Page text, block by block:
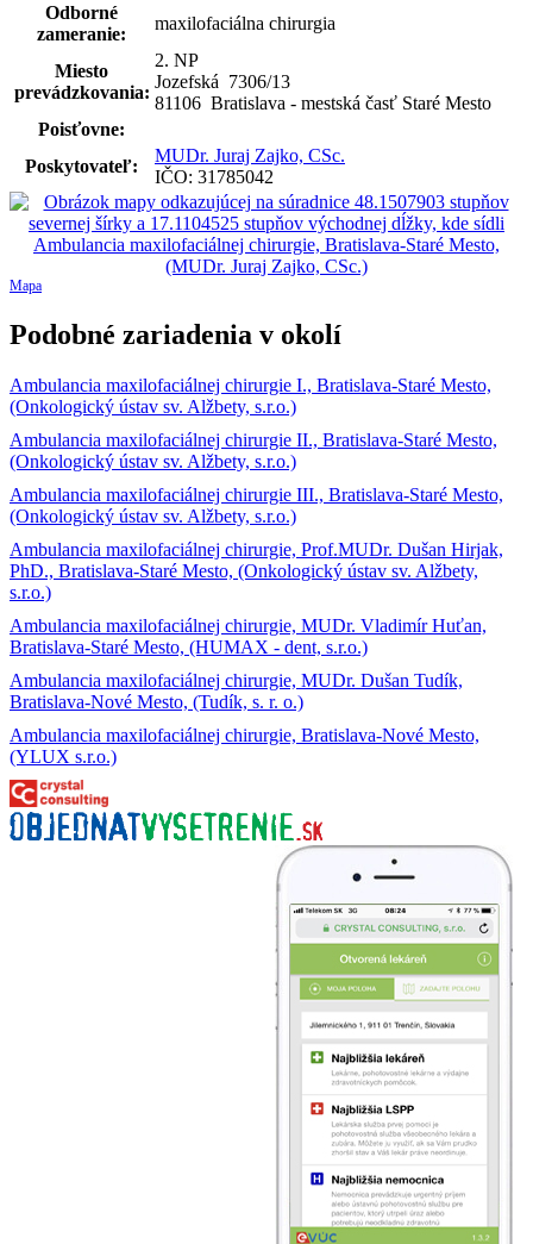
Odborné
zameranie:
maxilofaciálna chirurgia
Miesto
prevádzkovania:
2. NP
Jozefská 7306/13
81106 Bratislava - mestská časť Staré Mesto
Poisťovne:
Poskytovateľ:
MUDr. Juraj Zajko, CSc.
IČO: 31785042
Mapa
Podobné zariadenia v okolí
Ambulancia maxilofaciálnej chirurgie I., Bratislava-Staré Mesto,
(Onkologický ústav sv. Alžbety, s.r.o.)
Ambulancia maxilofaciálnej chirurgie II., Bratislava-Staré Mesto,
(Onkologický ústav sv. Alžbety, s.r.o.)
Ambulancia maxilofaciálnej chirurgie III., Bratislava-Staré Mesto,
(Onkologický ústav sv. Alžbety, s.r.o.)
Ambulancia maxilofaciálnej chirurgie, Prof.MUDr. Dušan Hirjak,
PhD., Bratislava-Staré Mesto, (Onkologický ústav sv. Alžbety,
s.r.o.)
Ambulancia maxilofaciálnej chirurgie, MUDr. Vladimír Huťan,
Bratislava-Staré Mesto, (HUMAX - dent, s.r.o.)
Ambulancia maxilofaciálnej chirurgie, MUDr. Dušan Tudík,
Bratislava-Nové Mesto, (Tudík, s. r. o.)
Ambulancia maxilofaciálnej chirurgie, Bratislava-Nové Mesto,
(YLUX s.r.o.)